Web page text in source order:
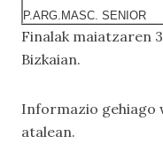
P.ARG.MASC. SENIOR
Finalak maiatzaren
Bizkaian.
Informazio gehiago
atalean.